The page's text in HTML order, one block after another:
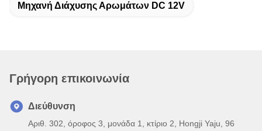
Μηχανή Διάχυσης Αρωμάτων DC 12V
Γρήγορη επικοινωνία
Διεύθυνση
Αριθ. 302, όροφος 3, μονάδα 1, κτίριο 2, Hongji Yaju, 96